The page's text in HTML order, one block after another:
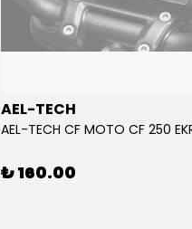
AEL-TECH
₺ 160.00